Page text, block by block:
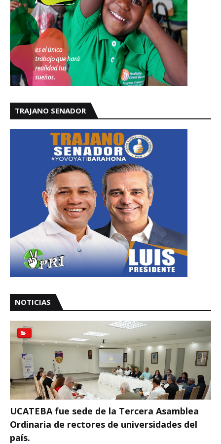
TRAJANO SENADOR
NOTICIAS
UCATEBA fue sede de la Tercera Asamblea
Ordinaria de rectores de universidades del
país.